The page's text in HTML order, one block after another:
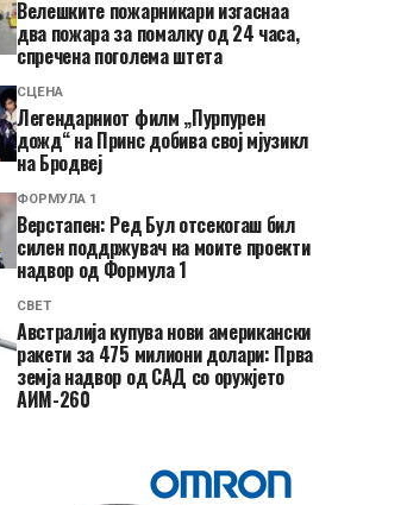
Велешките пожарникари изгаснаа
два пожара за помалку од 24 часа,
спречена поголема штета
СЦЕНА
Легендарниот филм „Пурпурен
дожд“ на Принс добива свој мјузикл
на Бродвеј
ФОРМУЛА 1
Верстапен: Ред Бул отсекогаш бил
силен поддржувач на моите проекти
надвор од Формула 1
СВЕТ
Австралија купува нови американски
ракети за 475 милиони долари: Прва
земја надвор од САД со оружјето
АИМ-260